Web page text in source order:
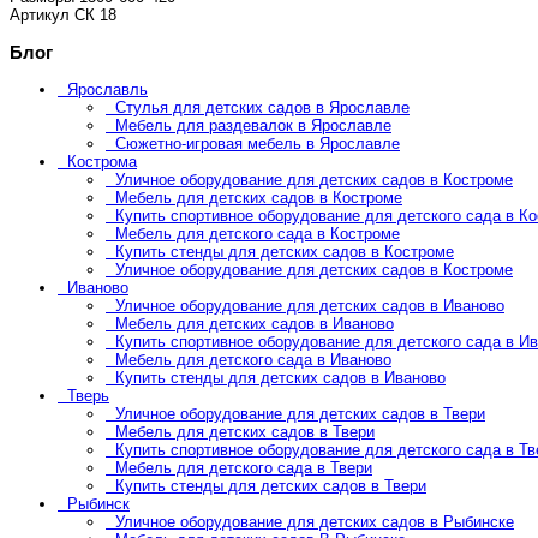
Артикул СК 18
Блог
Ярославль
Стулья для детских садов в Ярославле
Мебель для раздевалок в Ярославле
Сюжетно-игровая мебель в Ярославле
Кострома
Уличное оборудование для детских садов в Костроме
Мебель для детских садов в Костроме
Купить спортивное оборудование для детского сада в
Мебель для детского сада в Костроме
Купить стенды для детских садов в Костроме
Уличное оборудование для детских садов в Костроме
Иваново
Уличное оборудование для детских садов в Иваново
Мебель для детских садов в Иваново
Купить спортивное оборудование для детского сада в
Мебель для детского сада в Иваново
Купить стенды для детских садов в Иваново
Тверь
Уличное оборудование для детских садов в Твери
Мебель для детских садов в Твери
Купить спортивное оборудование для детского сада в
Мебель для детского сада в Твери
Купить стенды для детских садов в Твери
Рыбинск
Уличное оборудование для детских садов в Рыбинске